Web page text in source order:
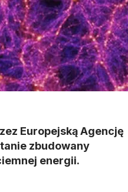
Europejską Agencję
zbudowany
energii.